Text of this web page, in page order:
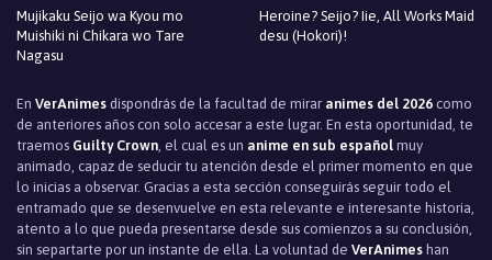
Mujikaku Seijo wa Kyou mo
Muishiki ni Chikara wo Tare
Nagasu
Heroine? Seijo? Iie, All Works Maid
desu (Hokori)!
En VerAnimes dispondrás de la facultad de mirar animes del 2026 como
de anteriores años con solo accesar a este lugar. En esta oportunidad, te
traemos Guilty Crown , el cual es un anime en sub español muy
animado, capaz de seducir tu atención desde el primer momento en que
lo inicias a observar. Gracias a esta sección conseguirás seguir todo el
entramado que se desenvuelve en esta relevante e interesante historia,
atento a lo que pueda presentarse desde sus comienzos a su conclusión,
sin separtarte por un instante de ella. La voluntad de VerAnimes han